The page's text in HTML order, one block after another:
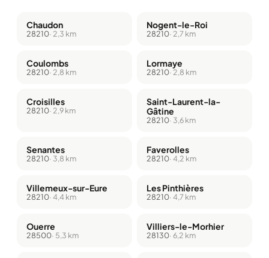
Chaudon
28210· 2,3 km
Nogent-le-Roi
28210· 2,7 km
Coulombs
28210· 2,8 km
Lormaye
28210· 2,8 km
Croisilles
28210· 2,9 km
Saint-Laurent-la-
Gâtine
28210· 3,6 km
Senantes
28210· 3,8 km
Faverolles
28210· 4,2 km
Villemeux-sur-Eure
28210· 4,4 km
Les Pinthières
28210· 4,7 km
Ouerre
28500· 5,3 km
Villiers-le-Morhier
28130· 6,2 km